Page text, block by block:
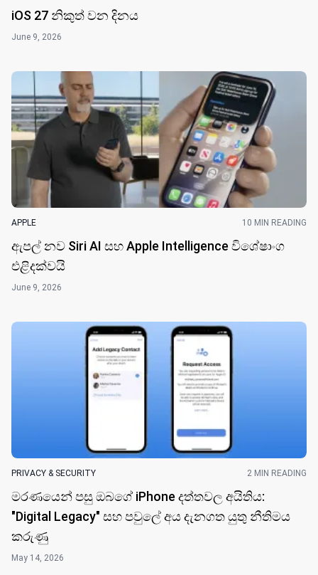
iOS 27 නිකුත් වන දින​ය
June 9, 2026
APPLE 10 MIN READING
ඇපල් නව Siri AI සහ Apple Intelligence විශේෂාංග
එළිදක්වයි
June 9, 2026
PRIVACY & SECURITY 2 MIN READING
මරණයෙන් පසු ඔබගේ iPhone දත්තවල අයිතිය:
"Digital Legacy" සහ පවුලේ අය දැනගත යුතු නීතිමය
කරුණු
May 14, 2026